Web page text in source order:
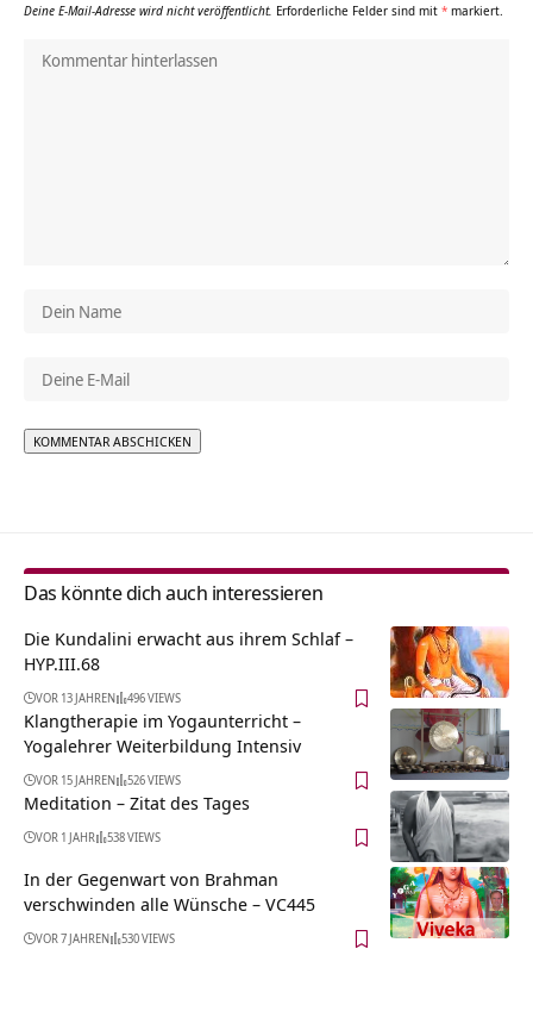
Deine E-Mail-Adresse wird nicht veröffentlicht. Erforderliche Felder sind mit * markiert.
Das könnte dich auch interessieren
Die Kundalini erwacht aus ihrem Schlaf –
HYP.III.68
VOR 13 JAHREN 496 VIEWS
Klangtherapie im Yogaunterricht –
Yogalehrer Weiterbildung Intensiv
VOR 15 JAHREN 526 VIEWS
Meditation – Zitat des Tages
VOR 1 JAHR 538 VIEWS
In der Gegenwart von Brahman
verschwinden alle Wünsche – VC445
VOR 7 JAHREN 530 VIEWS